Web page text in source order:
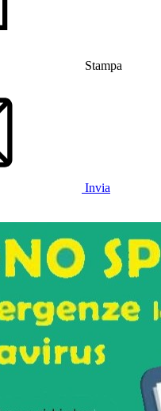
Stampa
Invia